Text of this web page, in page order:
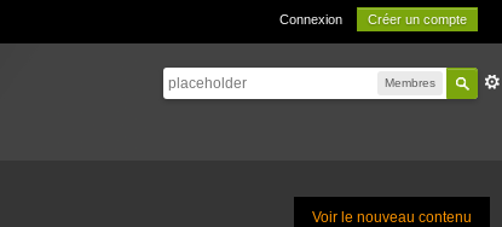
Connexion Créer un compte
Membres
Voir le nouveau contenu